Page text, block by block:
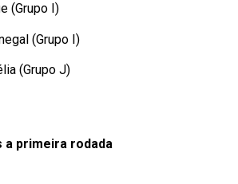
(Grupo I)
(Grupo I)
(Grupo J)
a primeira rodada